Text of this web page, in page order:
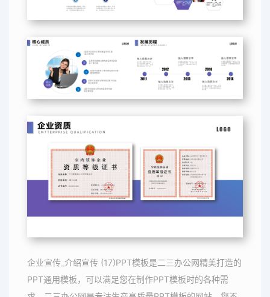
企业宣传_介绍宣传 (17)PPT模板是二三办公网精美打造的
PPT通用模板，可以满足您在制作PPT模板时的各种需